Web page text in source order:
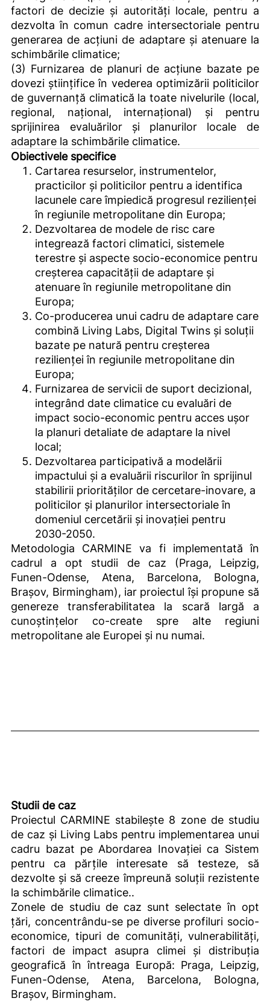
factori de decizie și autorități locale, pentru a
dezvolta în comun cadre intersectoriale pentru
generarea de acțiuni de adaptare și atenuare la
schimbările climatice;
(3) Furnizarea de planuri de acțiune bazate pe
dovezi științifice în vederea optimizării politicilor
de guvernanță climatică la toate nivelurile (local,
regional, național, internațional) și pentru
sprijinirea evaluărilor și planurilor locale de
adaptare la schimbările climatice.
Obiectivele specifice
Cartarea resurselor, instrumentelor,
practicilor și politicilor pentru a identifica
lacunele care împiedică progresul rezilienței
în regiunile metropolitane din Europa;
Dezvoltarea de modele de risc care
integrează factori climatici, sistemele
terestre și aspecte socio-economice pentru
creșterea capacității de adaptare și
atenuare în regiunile metropolitane din
Europa;
Co-producerea unui cadru de adaptare care
combină Living Labs, Digital Twins și soluții
bazate pe natură pentru creșterea
rezilienței în regiunile metropolitane din
Europa;
Furnizarea de servicii de suport decizional,
integrând date climatice cu evaluări de
impact socio-economic pentru acces ușor
la planuri detaliate de adaptare la nivel
local;
Dezvoltarea participativă a modelării
impactului și a evaluării riscurilor în sprijinul
stabilirii priorităților de cercetare-inovare, a
politicilor și planurilor intersectoriale în
domeniul cercetării și inovației pentru
2030-2050.
Metodologia CARMINE va fi implementată în
cadrul a opt studii de caz (Praga, Leipzig,
Funen-Odense, Atena, Barcelona, Bologna,
Brașov, Birmingham), iar proiectul își propune să
genereze transferabilitatea la scară largă a
cunoștințelor co-create spre alte regiuni
metropolitane ale Europei și nu numai.
Studii de caz
Proiectul CARMINE stabilește 8 zone de studiu
de caz și Living Labs pentru implementarea unui
cadru bazat pe Abordarea Inovației ca Sistem
pentru ca părțile interesate să testeze, să
dezvolte și să creeze împreună soluții rezistente
la schimbările climatice..
Zonele de studiu de caz sunt selectate în opt
țări, concentrându-se pe diverse profiluri socio-
economice, tipuri de comunități, vulnerabilități,
factori de impact asupra climei și distribuția
geografică în întreaga Europă: Praga, Leipzig,
Funen-Odense, Atena, Barcelona, Bologna,
Brașov, Birmingham.